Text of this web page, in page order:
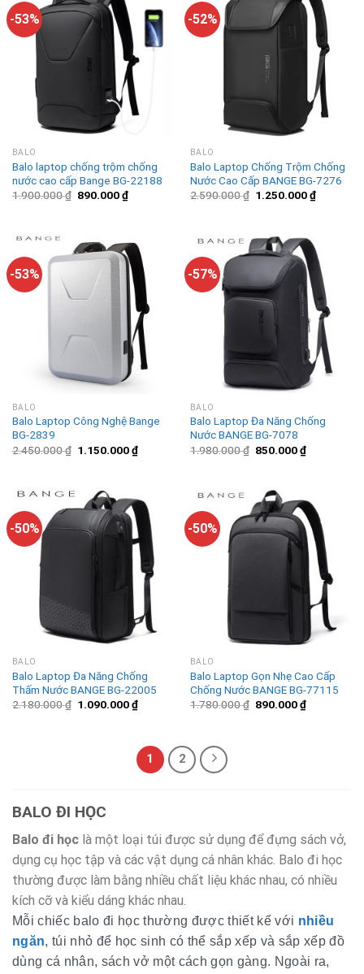
-53%
BALO
Balo laptop chống trộm chống
nước cao cấp Bange BG-22188
1.900.000₫ 890.000₫
-52%
BALO
Balo Laptop Chống Trộm Chống
Nước Cao Cấp BANGE BG-7276
2.590.000₫ 1.250.000₫
-53%
BALO
Balo Laptop Công Nghệ Bange
BG-2839
2.450.000₫ 1.150.000₫
-57%
BALO
Balo Laptop Đa Năng Chống
Nước BANGE BG-7078
1.980.000₫ 850.000₫
-50%
BALO
Balo Laptop Đa Năng Chống
Thấm Nước BANGE BG-22005
2.180.000₫ 1.090.000₫
-50%
BALO
Balo Laptop Gọn Nhẹ Cao Cấp
Chống Nước BANGE BG-77115
1.780.000₫ 890.000₫
1 2
BALO ĐI HỌC
Balo đi học là một loại túi được sử dụng để đựng sách vở,
dụng cụ học tập và các vật dụng cá nhân khác. Balo đi học
thường được làm bằng nhiều chất liệu khác nhau, có nhiều
kích cỡ và kiểu dáng khác nhau.
Mỗi chiếc balo đi học thường được thiết kế với nhiều
ngăn, túi nhỏ để học sinh có thể sắp xếp và sắp xếp đồ
dùng cá nhân, sách vở một cách gọn gàng. Ngoài ra,